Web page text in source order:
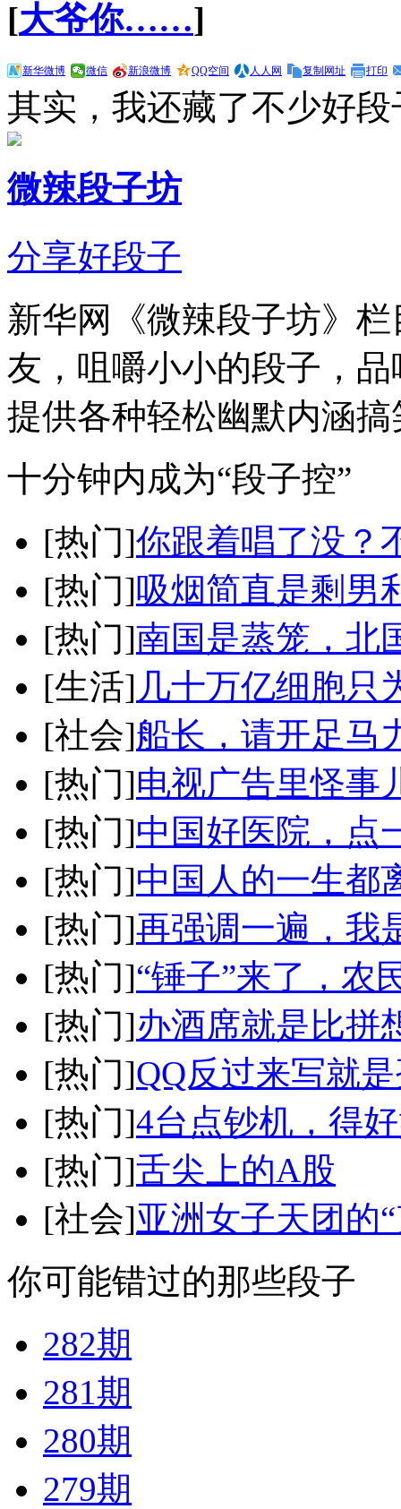
[大爷你……]
新华微博 微信 新浪微博 QQ空间 人人网 复制网址 打印
其实，我还藏了不少好段
微辣段子坊
分享好段子
新华网《微辣段子坊》
友，咀嚼小小的段子，
提供各种轻松幽默内涵
十分钟内成为“段子控”
[热门]你跟着唱了没？
[热门]吸烟简直是剩男
[热门]南国是蒸笼，北
[生活] 几十万亿细胞只
[社会]船长，请开足马
[热门]电视广告里怪事
[热门]中国好医院，点
[热门]中国人的一生都
[热门]再强调一遍，我
[热门]“锤子”来了，农
[热门]办酒席就是比拼
[热门]QQ反过来写就
[热门]4台点钞机，得
[热门]舌尖上的A股
[社会]亚洲女子天团的
你可能错过的那些段子
282期
281期
280期
279期